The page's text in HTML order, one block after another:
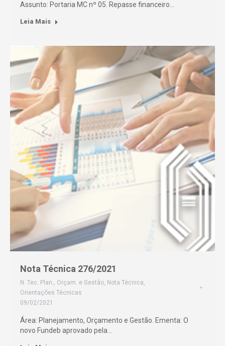
Assunto: Portaria MC nº 05. Repasse financeiro…
Leia Mais
Nota Técnica 276/2021
N. Tec. Plan., Orçam. e Gestão, Nota Técnica,
Orientações Técnicas
09/02/2021
Área: Planejamento, Orçamento e Gestão. Ementa: O
novo Fundeb aprovado pela…